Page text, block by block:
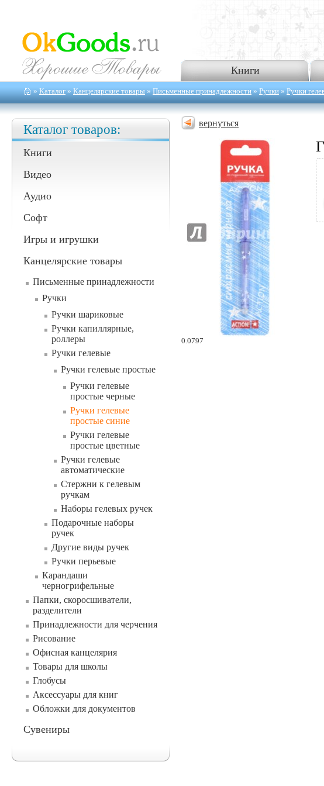
Книги
»Каталог»Канцелярские товары»Письменные принадлежности»Ручки»Ручки
Каталог товаров:
Книги
Видео
Аудио
Софт
Игры и игрушки
Канцелярские товары
Письменные принадлежности
Ручки
Ручки шариковые
Ручки капиллярные,
роллеры
Ручки гелевые
Ручки гелевые простые
Ручки гелевые
простые черные
Ручки гелевые
простые синие
Ручки гелевые
простые цветные
Ручки гелевые
автоматические
Стержни к гелевым
ручкам
Наборы гелевых ручек
Подарочные наборы
ручек
Другие виды ручек
Ручки перьевые
Карандаши
черногрифельные
Папки, скоросшиватели,
разделители
Принадлежности для черчения
Рисование
Офисная канцелярия
Товары для школы
Глобусы
Аксессуары для книг
Обложки для документов
Сувениры
вернуться
0.0797